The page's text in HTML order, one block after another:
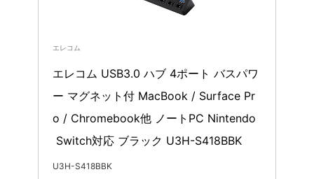
エレコム
エレコム USB3.0 ハブ 4ポート バスパワ
ー マグネット付 MacBook / Surface Pr
o / Chromebook他 ノートPC Nintendo
Switch対応 ブラック U3H-S418BBK
U3H-S418BBK